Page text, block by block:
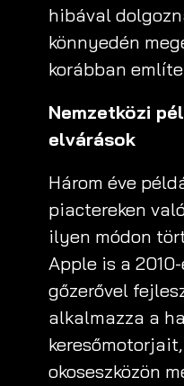
hibával
könnyedén
korábban
Nemzetközi
elvárások
Három éve
piactereken
ilyen módon
Apple is a
gőzerővel
alkalmazza a
okoseszközön